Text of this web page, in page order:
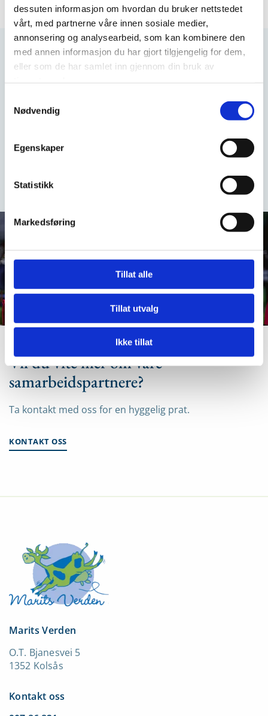
dessuten informasjon om hvordan du bruker nettstedet
vårt, med partnerne våre innen sosiale medier,
annonsering og analysearbeid, som kan kombinere den
med annen informasjon du har gjort tilgjengelig for dem,
eller som de har samlet inn gjennom din bruk av
Nødvendig
Egenskaper
Statistikk
Markedsføring
Tillat alle
Tillat utvalg
Ikke tillat
Lokaler
Asker museum Oslofjord-museet
Torstad Gård Helsehuset i Vollen
Stabekkslottet
Vil du vite mer om våre
samarbeidspartnere?
Ta kontakt med oss for en hyggelig prat.
KONTAKT OSS
Marits Verden
O.T. Bjanesvei 5
1352 Kolsås
Kontakt oss